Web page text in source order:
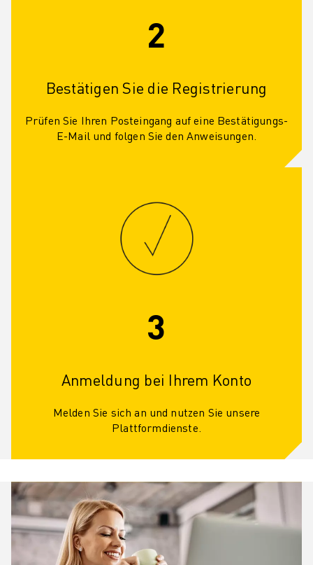
2
Bestätigen Sie die Registrierung
Prüfen Sie Ihren Posteingang auf eine Bestätigungs-
E-Mail und folgen Sie den Anweisungen.
3
Anmeldung bei Ihrem Konto
Melden Sie sich an und nutzen Sie unsere
Plattformdienste.